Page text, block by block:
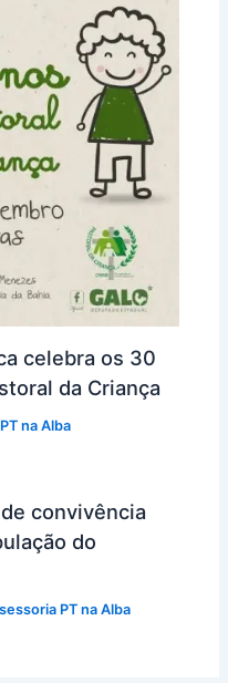
celebra os 30
da Criança
na Alba
convivência
do
PT na Alba